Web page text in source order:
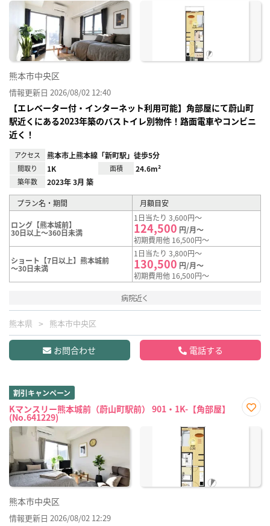
に入
熊本市中央区
情報更新日 2026/08/02 12:40
【エレベーター付・インターネット利用可能】角部屋にて蔚山町
駅近くにある2023年築のバストイレ別物件！路面電車やコンビニ
近く！
アクセス 熊本市上熊本線「新町駅」徒歩5分
間取り 1K 面積 24.6m²
築年数 2023年 3月 築
プラン名・期間 月額目安
ロング【熊本城前】
30日以上～360日未満
1日当たり 3,600円～
124,500 円/月～
初期費用他 16,500円～
ショート【7日以上】熊本城前
～30日未満
1日当たり 3,800円～
130,500 円/月～
初期費用他 16,500円～
病院近く
熊本県 熊本市中央区
お問合わせ 電話する
割引キャンペーン
Kマンスリー熊本城前（蔚山町駅前） 901・1K-【角部屋】
(No.641229)
に入
熊本市中央区
情報更新日 2026/08/02 12:29